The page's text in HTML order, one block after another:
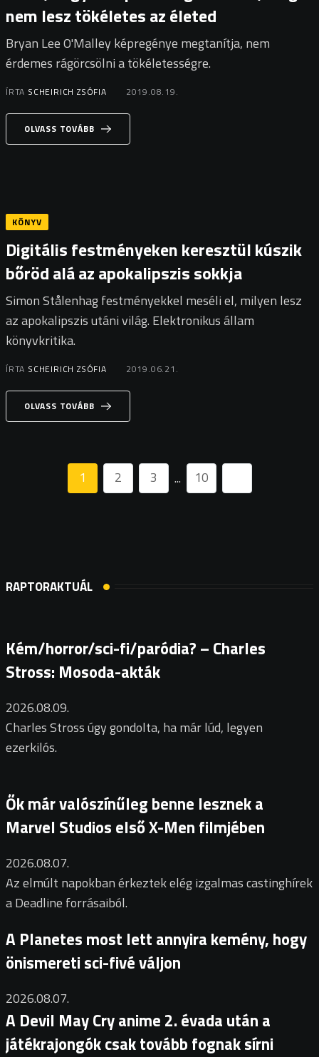
nem lesz tökéletes az életed
Bryan Lee O'Malley képregénye megtanítja, nem
érdemes rágörcsölni a tökéletességre.
ÍRTA SCHEIRICH ZSÓFIA 2019.08.19.
OLVASS TOVÁBB
KÖNYV
Digitális festményeken keresztül kúszik
bőröd alá az apokalipszis sokkja
Simon Stålenhag festményekkel meséli el, milyen lesz
az apokalipszis utáni világ. Elektronikus állam
könyvkritika.
ÍRTA SCHEIRICH ZSÓFIA 2019.06.21.
OLVASS TOVÁBB
1 2 3 ... 10
RAPTORAKTUÁL
Kém/horror/sci-fi/paródia? – Charles
Stross: Mosoda-akták
2026.08.09.
Charles Stross úgy gondolta, ha már lúd, legyen
ezerkilós.
Ők már valószínűleg benne lesznek a
Marvel Studios első X-Men filmjében
2026.08.07.
Az elmúlt napokban érkeztek elég izgalmas castinghírek
a Deadline forrásaiból.
A Planetes most lett annyira kemény, hogy
önismereti sci-fivé váljon
2026.08.07.
A Devil May Cry anime 2. évada után a
játékrajongók csak tovább fognak sírni